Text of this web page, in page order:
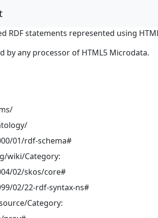
RDF statements represented using
by any processor of HTML5 Microdata.
01/rdf-schema#
wiki/Category:
02/skos/core#
02/22-rdf-syntax-ns#
Category: